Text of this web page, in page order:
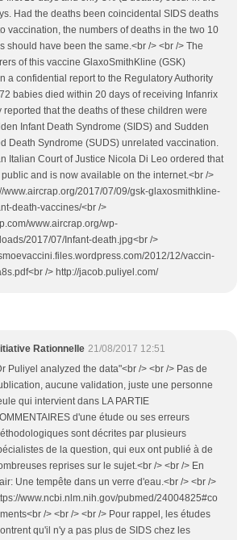
Had the deaths been coincidental SIDS deaths
vaccination, the numbers of deaths in the two 10
should have been the same.<br /> <br /> The
of this vaccine GlaxoSmithKline (GSK)
a confidential report to the Regulatory Authority
babies died within 20 days of receiving Infanrix
reported that the deaths of these children were
Infant Death Syndrome (SIDS) and Sudden
Death Syndrome (SUDS) unrelated vaccination.
Italian Court of Justice Nicola Di Leo ordered that
and is now available on the internet.<br />
www.aircrap.org/2017/07/09/gsk-glaxosmithkline-
death-vaccines/<br />
www.aircrap.org/wp-
2017/07/Infant-death.jpg<br />
2012/12/vaccin-
/> http://jacob.puliyel.com/
Rationnelle 21/08/2017 12:51
Puliyel analyzed the data"<br /> <br /> Pas de
aucune validation, juste une personne
qui intervient dans LA PARTIE
d'une étude ou ses erreurs
sont décrites par plusieurs
de la question, qui eux ont publié à de
reprises sur le sujet.<br /> <br /> En
Une tempête dans un verre d'eau.<br /> <br />
www.ncbi.nlm.nih.gov/pubmed/24004825#co
/> <br /> <br /> Pour rappel, les études
qu'il n'y a pas plus de SIDS chez les